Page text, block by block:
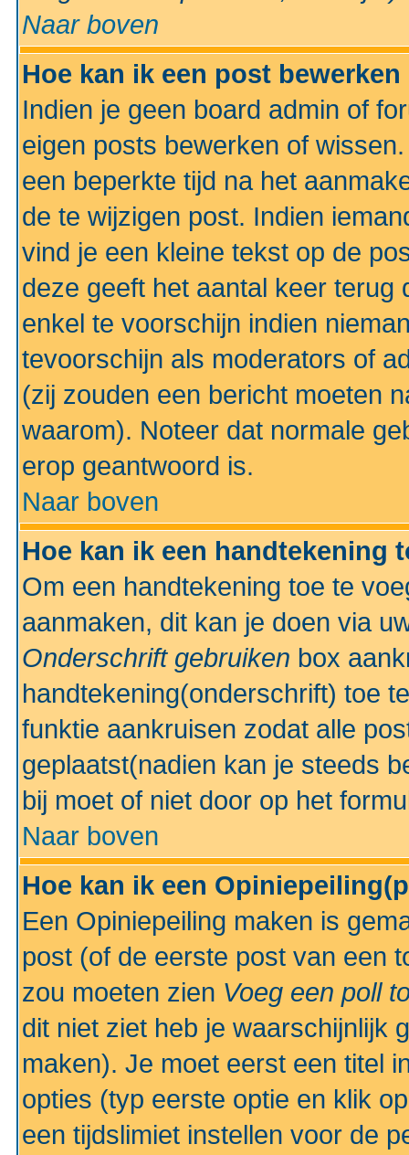
Naar boven
Hoe kan ik een post
Indien je geen board admin of
eigen posts bewerken of
een beperkte tijd na het
de te wijzigen post. Indien
vind je een kleine tekst op de
deze geeft het aantal keer terug
enkel te voorschijn indien
tevoorschijn als moderators of
(zij zouden een bericht moeten
waarom). Noteer dat normale
erop geantwoord is.
Naar boven
Hoe kan ik een handtekening
Om een handtekening toe te
aanmaken, dit kan je doen via
Onderschrift gebruiken box
handtekening(onderschrift) toe
funktie aankruisen zodat alle
geplaatst(nadien kan je steeds
bij moet of niet door op het
Naar boven
Hoe kan ik een
Een Opiniepeiling maken is
post (of de eerste post van een
zou moeten zien Voeg een poll
dit niet ziet heb je waarschijnlijk
maken). Je moet eerst een titel
opties (typ eerste optie en klik
een tijdslimiet instellen voor de